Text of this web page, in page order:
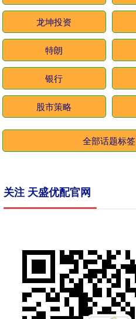
龙坤投资
特朗
银行
股市策略
全部话题标签
关注 天盛优配官网